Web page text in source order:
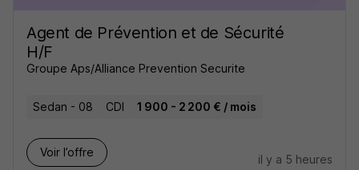
Agent de Prévention et de Sécurité
H/F
Groupe Aps/Alliance Prevention Securite
Sedan - 08 CDI 1 900 - 2 200 € / mois
Voir l’offre
il y a 5 heures